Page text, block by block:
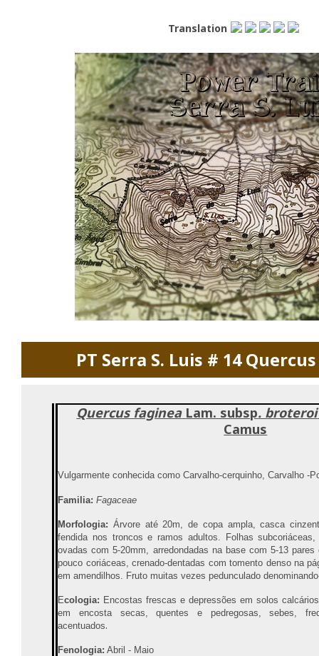
Translation
PT Serra S. Luis # 14
Quercus faginea Lam. subsp. broteroi
Camus
Vulgarmente conhecida como Carvalho-cerquinho, Carvalho -
Familia: Fagaceae
Morfologia: Árvore até 20m, de copa ampla, casca
fendida nos troncos e ramos adultos. Folhas
ovadas com 5-20mm, arredondadas na base com 5-13
pouco coriáceas, crenado-dentadas com tomento denso na
em amendilhos. Fruto muitas vezes pedunculado
Ecologia: Encostas frescas e depressões em solos
em encosta secas, quentes e pedregosas, sebes,
acentuados.
Fenologia: Abril - Maio